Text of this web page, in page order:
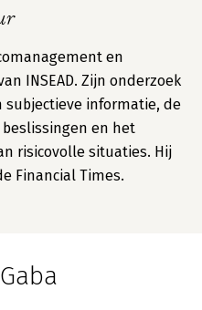
en
INSEAD. Zijn onderzoek
subjectieve informatie, de
en het
risicovolle situaties. Hij
Financial Times.